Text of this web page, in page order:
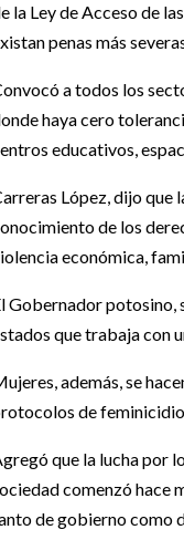
la Ley de Acceso de
penas más
a todos los
haya cero
educativos,
López, dijo que
de los
económica,
Gobernador potosino,
que trabaja con
además, se
de
que la lucha por
comenzó hace
de gobierno como